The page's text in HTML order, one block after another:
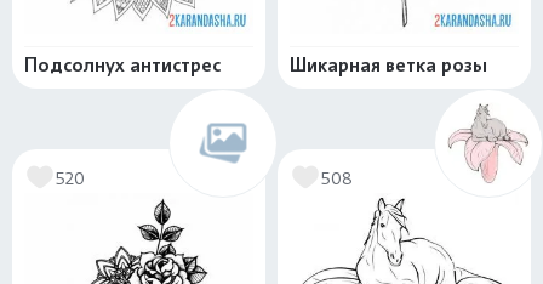
Подсолнух антистрес Шикарная ветка розы
520 508